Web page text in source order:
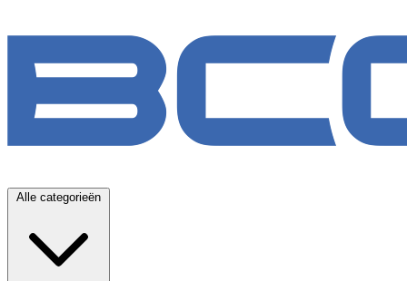
Alle categorieën